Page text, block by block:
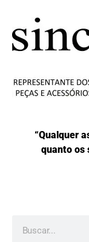
“Qualquer
quanto os